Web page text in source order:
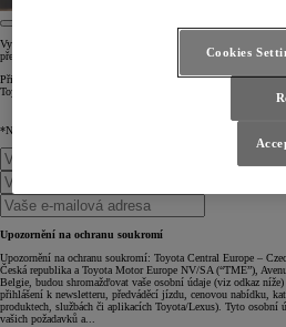
Vyplněním následujícího formuláře se přihlásíte k odběru
předpremiér a nabídek* k nové Toyotě Hilux.
Přidejte se k nám na této vzrušující cestě do budoucnosti.
Toyotě Hilux.
*Například nabídky financování, pojištění nebo údržby.
Upozornění na ochranu soukromí
Upozornění na ochranu soukromí: Toyota Central Europe –
Česká republika a Toyota Motor Europe NV/SA (“TME”),
Belgie, budou shromažďovat vaše osobní údaje (viz odkaz
přihlášení k newsletteru, předváděcí jízdu, cenovou nabídku,
produktech, službách či aplikacích Toyota/Lexus). Tyto osobní
vašich požadavků a...
Cookies